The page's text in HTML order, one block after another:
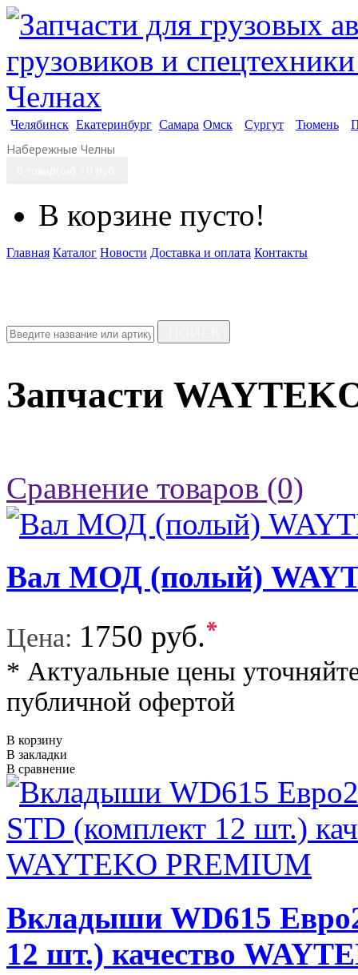
Челябинск Екатеринбург Самара Омск Сургут Тюмень
Набережные Челны
В корзине пусто!
Главная Каталог Новости Доставка и оплата Контакты
Запчасти
Сравнение товаров (0)
Вал МОД (полый)
Цена: 1750 руб.*
* Актуальные цены
публичной офертой
В корзину
В закладки
В сравнение
Вкладыши WD615
12 шт.) качество